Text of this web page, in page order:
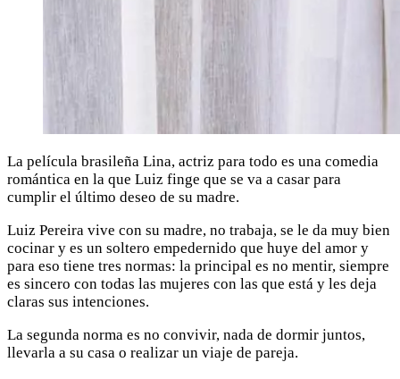
La película brasileña Lina, actriz para todo es una comedia
romántica en la que Luiz finge que se va a casar para
cumplir el último deseo de su madre.
Luiz Pereira vive con su madre, no trabaja, se le da muy bien
cocinar y es un soltero empedernido que huye del amor y
para eso tiene tres normas: la principal es no mentir, siempre
es sincero con todas las mujeres con las que está y les deja
claras sus intenciones.
La segunda norma es no convivir, nada de dormir juntos,
llevarla a su casa o realizar un viaje de pareja.